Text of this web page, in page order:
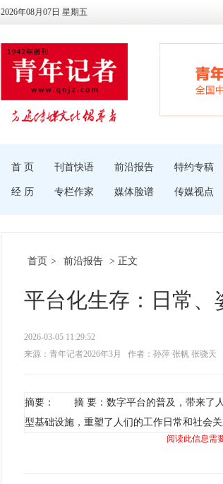
2026年08月07日 星期五
首 页 刊首快语 前沿报告 特约专稿
经 历 专栏作家 媒体脸谱 传媒视点
首页 > 前沿报告 > 正文
平台化生存：日常、
2026-03-05 11:29:52
来源：青年记者2026年3月
作者：孙萍 张帆 张骁天
摘要： 摘 要：数字平台的普及，带来了人
型基础设施，重塑了人们的工作日常和社会关
阅读此信息需